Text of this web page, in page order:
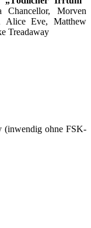
Morven
Alice Eve, Matthew
Treadaway
(inwendig ohne FSK-